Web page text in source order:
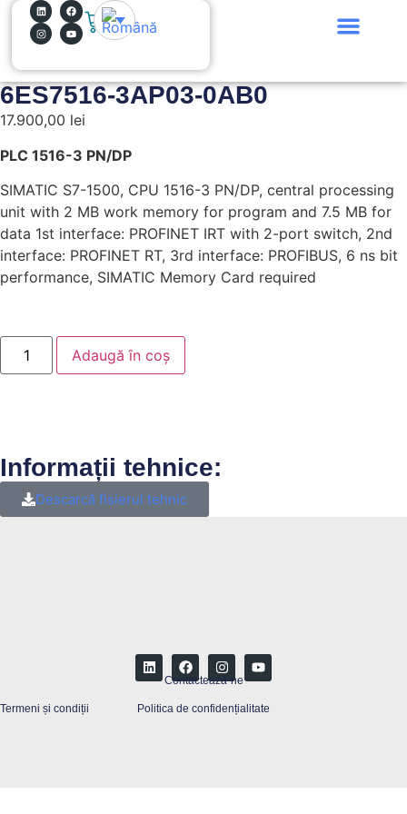
0
6ES7516-3AP03-0AB0
17.900,00 lei
PLC 1516-3 PN/DP
SIMATIC S7-1500, CPU 1516-3 PN/DP, central processing
unit with 2 MB work memory for program and 7.5 MB for
data 1st interface: PROFINET IRT with 2-port switch, 2nd
interface: PROFINET RT, 3rd interface: PROFIBUS, 6 ns bit
performance, SIMATIC Memory Card required
Adaugă în coș
Informații tehnice:
Descarcă fisierul tehnic
Contactează-ne
Politica de confidențialitate
Termeni și condiții